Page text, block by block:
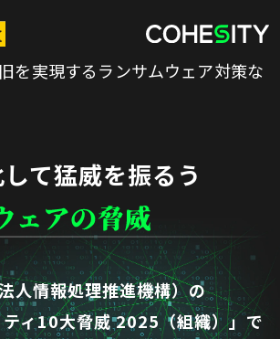
を実現するランサムウェア対策な
て猛威を振るう
人情報処理推進機構）の
ティ10大脅威 2025（組織）」で